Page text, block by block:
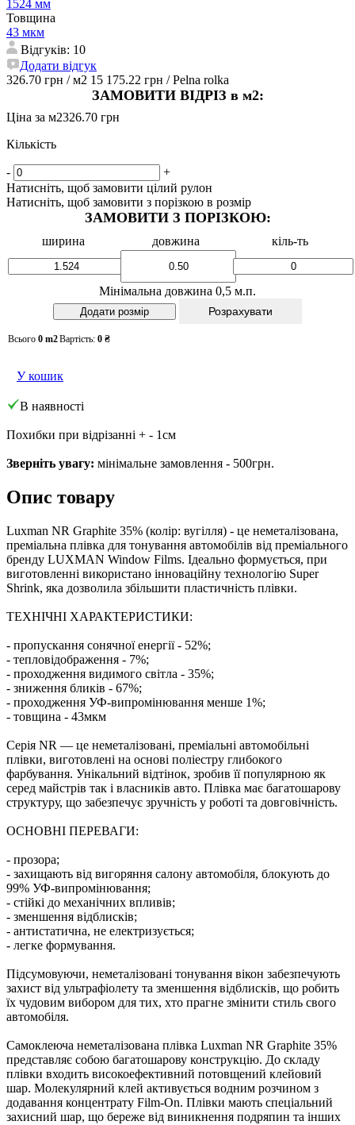
1524 мм
Товщина
43 мкм
Відгуків: 10
Додати відгук
326.70 грн / м2 15 175.22 грн / Pelna rolka
ЗАМОВИТИ ВІДРІЗ в м2:
Ціна за м2326.70 грн
Кількість
-
+
Натисніть, щоб замовити цілий рулон
Натисніть, щоб замовити з порізкою в розмір
ЗАМОВИТИ З ПОРІЗКОЮ:
ширина довжина кіль-ть
Мінімальна довжина 0,5 м.п.
Розрахувати
Всього 0 m2Вартість: 0 ₴
У кошик
В наявності
Похибки при відрізанні + - 1см
Зверніть увагу: мінімальне замовлення - 500грн.
Опис товару
Luxman NR Graphite 35% (колір: вугілля) - це неметалізована,
преміальна плівка для тонування автомобілів від преміального
бренду LUXMAN Window Films. Ідеально формується, при
виготовленні використано інноваційну технологію Super
Shrink, яка дозволила збільшити пластичність плівки.
ТЕХНІЧНІ ХАРАКТЕРИСТИКИ:
- пропускання сонячної енергії - 52%;
- тепловідображення - 7%;
- проходження видимого світла - 35%;
- зниження бликів - 67%;
- проходження УФ-випромінювання менше 1%;
- товщина - 43мкм
Серія NR — це неметалізовані, преміальні автомобільні
плівки, виготовлені на основі поліестру глибокого
фарбування. Унікальний відтінок, зробив її популярною як
серед майстрів так і власників авто. Плівка має багатошарову
структуру, що забезпечує зручність у роботі та довговічність.
ОСНОВНІ ПЕРЕВАГИ:
- прозора;
- захищають від вигоряння салону автомобіля, блокують до
99% УФ-випромінювання;
- стійкі до механічних впливів;
- зменшення відблисків;
- антистатична, не електризується;
- легке формування.
Підсумовуючи, неметалізовані тонування вікон забезпечують
захист від ультрафіолету та зменшення відблисків, що робить
їх чудовим вибором для тих, хто прагне змінити стиль свого
автомобіля.
Самоклеюча неметалізована плівка Luxman NR Graphite 35%
представляє собою багатошарову конструкцію. До складу
плівки входить високоефективний потовщений клейовий
шар. Молекулярний клей активується водним розчином з
додавання концентрату Film-On. Плівки мають спеціальний
захисний шар, що береже від виникнення подряпин та інших